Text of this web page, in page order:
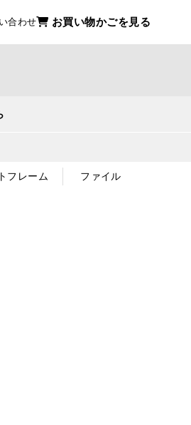
合わせ お買い物かごを見る
フレーム ファイル